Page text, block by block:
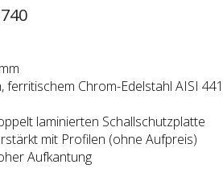
ferritischem Chrom-Edelstahl AISI 441
laminierten Schallschutzplatte
mit Profilen (ohne Aufpreis)
Aufkantung